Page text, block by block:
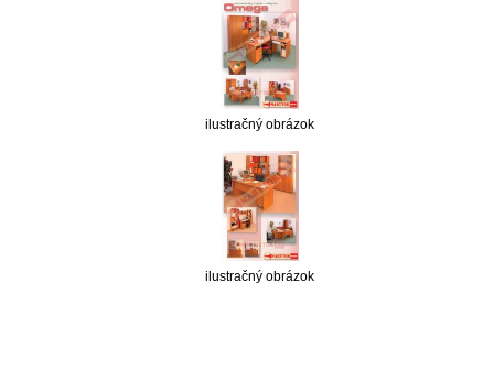
ilustračný obrázok
ilustračný obrázok